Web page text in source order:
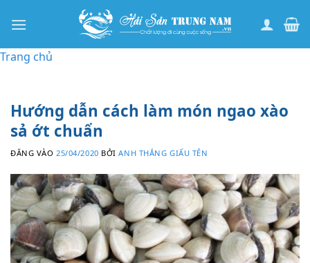
qua
dung
Trang chủ
Hướng dẫn cách làm món ngao xào
sả ớt chuẩn
ĐĂNG VÀO 25/04/2020 BỞIANH THẮNG GIẤU TÊN